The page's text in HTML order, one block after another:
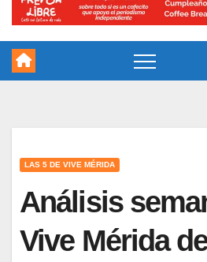
LAS 5 DE VIVE MÉRIDA
Análisis
Vive Mérida